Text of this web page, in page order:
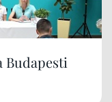
Budapesti